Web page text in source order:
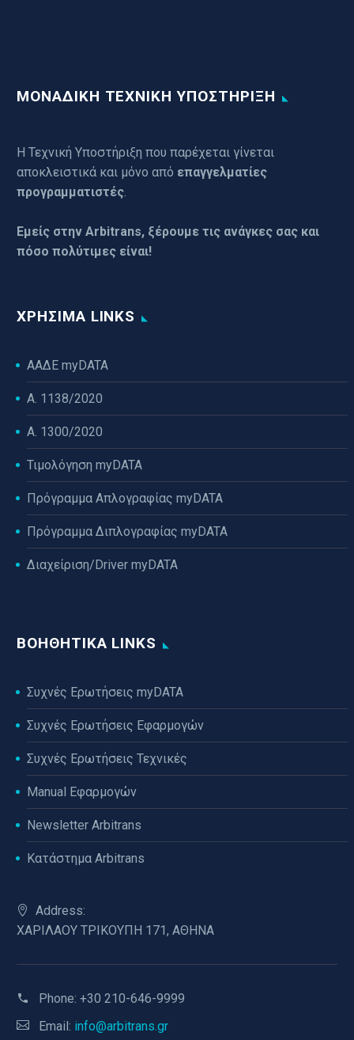
ΜΟΝΑΔΙΚΗ ΤΕΧΝΙΚΗ ΥΠΟΣΤΗΡΙΞΗ
Η Τεχνική Υποστήριξη που παρέχεται γίνεται
αποκλειστικά και μόνο από επαγγελματίες
προγραμματιστές
Εμείς στην Arbitrans, ξέρουμε τις ανάγκες σας και
πόσο πολύτιμες είναι!
ΧΡΉΣΙΜΑ LINKS
ΑΑΔΕ myDATA
Α. 1138/2020
Α. 1300/2020
Τιμολόγηση myDATA
Πρόγραμμα Απλογραφίας myDATA
Πρόγραμμα Διπλογραφίας myDATA
Διαχείριση/Driver myDATA
ΒΟΗΘΗΤΙΚΆ LINKS
Συχνές Ερωτήσεις myDATA
Συχνές Ερωτήσεις Εφαρμογών
Συχνές Ερωτήσεις Τεχνικές
Manual Εφαρμογών
Newsletter Arbitrans
Κατάστημα Arbitrans
Address:
ΧΑΡΙΛΑΟΥ ΤΡΙΚΟΥΠΗ 171, ΑΘΗΝΑ
Phone: +30 210-646-9999
Email: info@arbitrans.gr